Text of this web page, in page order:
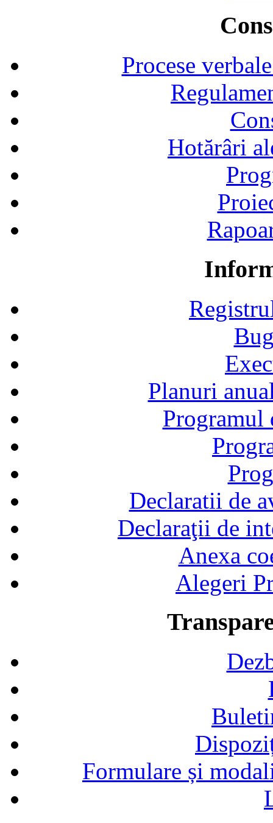
Procese
Hotărâri
Planuri
Declaratii de
Declaraţii de
Anexa
Alegeri
Formulare și